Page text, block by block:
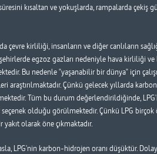
kısaltan ve yokuşlarda, rampalarda çekiş
çevre kirliliği, insanların ve diğer canlıların
egzoz gazları nedeniyle hava kirliliği ve
Bu nedenle "yaşanabilir bir dünya" için
araştırılmaktadır. Çünkü gelecek yıllarda
Tüm bu durum değerlendirildiğinde,
olduğu görülmektedir. Çünkü LPG
olarak öne çıkmaktadır.
LPG'nin karbon-hidrojen oranı düşüktür.